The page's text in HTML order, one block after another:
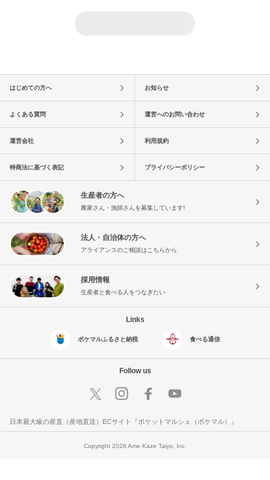
はじめての方へ お知らせ
よくある質問 運営へのお問い合わせ
運営会社 利用規約
特商法に基づく表記 プライバシーポリシー
生産者の方へ
農家さん・漁師さんを募集しています!
法人・自治体の方へ
アライアンスのご相談はこちらから
採用情報
生産者と食べる人をつなぎたい
Links
ポケマルふるさと納税 食べる通信
Follow us
日本最大級の産直（産地直送）ECサイト『ポケットマルシェ（ポケマル）』
Copyright 2026 Ame Kaze Taiyo, Inc.